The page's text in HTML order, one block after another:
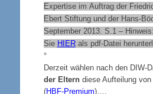
Expertise im Auftrag der
Ebert Stiftung und der
September 2013. S.1 –
Sie HIERals pdf-Datei
°
Derzeit wählen nach den DIW-
der Elterndiese Aufteilung von
(HBF-Premium)….